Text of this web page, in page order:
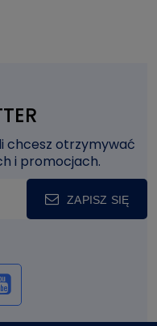
chcesz otrzymywać
i promocjach.
ZAPISZ SIĘ